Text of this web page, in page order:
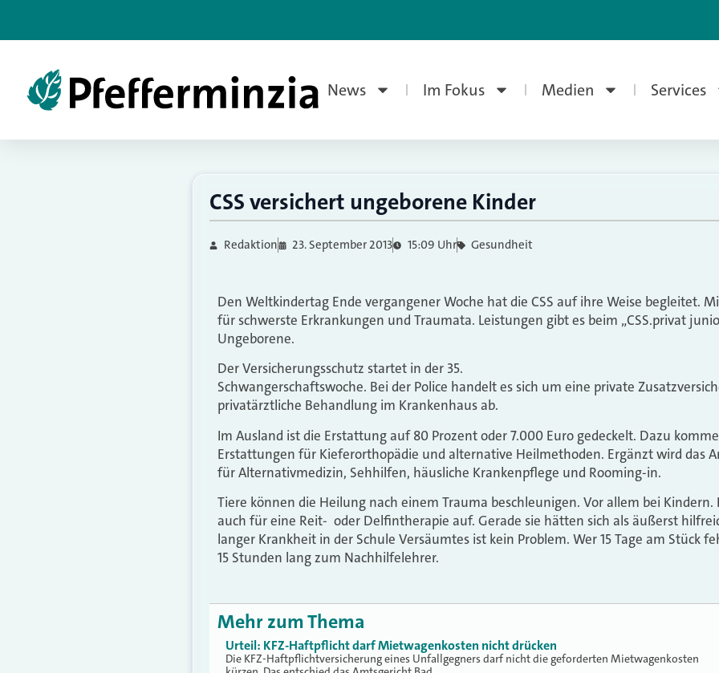
News Im Fokus Medien Services
CSS versichert ungeborene Kinder
Redaktion 23. September 2013 15:09 Uhr Gesundheit
Den Weltkindertag Ende vergangener Woche hat die CSS auf ihre Weise begleitet.
für schwerste Erkrankungen und Traumata. Leistungen gibt es beim „CSS.privat
Ungeborene.
Der Versicherungsschutz startet in der 35.
Schwangerschaftswoche. Bei der Police handelt es sich um eine private
privatärztliche Behandlung im Krankenhaus ab.
Im Ausland ist die Erstattung auf 80 Prozent oder 7.000 Euro gedeckelt. Dazu
Erstattungen für Kieferorthopädie und alternative Heilmethoden. Ergänzt wird das
für Alternativmedizin, Sehhilfen, häusliche Krankenpflege und Rooming-in.
Tiere können die Heilung nach einem Trauma beschleunigen. Vor allem bei Kindern.
auch für eine Reit- oder Delfintherapie auf. Gerade sie hätten sich als äußerst
langer Krankheit in der Schule Versäumtes ist kein Problem. Wer 15 Tage am Stück
15 Stunden lang zum Nachhilfelehrer.
Mehr zum Thema
Urteil: KFZ-Haftpflicht darf Mietwagenkosten nicht drücken
Die KFZ-Haftpflichtversicherung eines Unfallgegners darf nicht die geforderten Mietwagenkosten